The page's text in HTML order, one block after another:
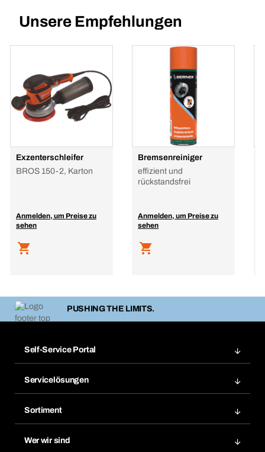
Unsere Empfehlungen
Exzenterschleifer
BROS 150-2, Karton
Anmelden, um Preise zu
sehen
Bremsenreiniger
effizient und
rückstandsfrei
Anmelden, um Preise zu
sehen
PUSHING THE LIMITS.
Self-Service Portal
Merklisten
Nachbestellung
Dauerauftrag
Servicelösungen
Gefahrenstoffdatenbank
Sortiment
Wer wir sind